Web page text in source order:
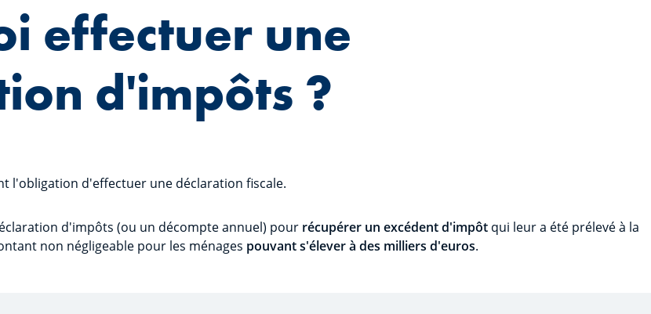
effectuer une
d'impôts ?
l'obligation d'effectuer une déclaration fiscale.
d'impôts (ou un décompte annuel) pour récupérer un excédent d'impôt qui leur a été prélevé à la
non négligeable pour les ménages pouvant s'élever à des milliers d'euros.